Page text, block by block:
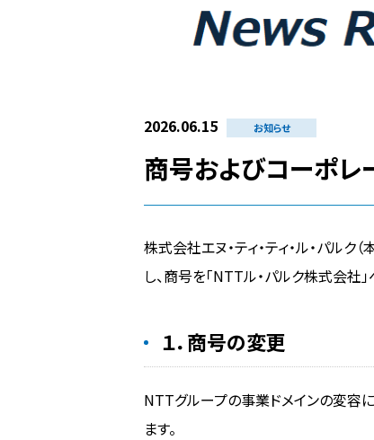
2026.06.15 お知らせ
商号およびコーポレ
株式会社エヌ・ティ・ティ・ル・パル
し、商号を「NTTル・パルク株式会社
１．商号の変更
NTTグループの事業ドメインの変容
ます。